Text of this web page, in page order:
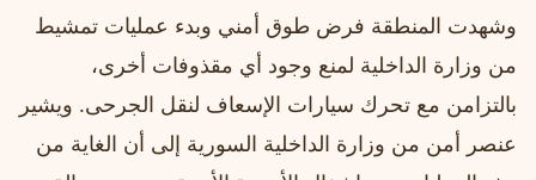
وشهدت المنطقة فرض طوق أمني وبدء عمليات تمشيط
من وزارة الداخلية لمنع وجود أي مقذوفات أخرى،
بالتزامن مع تحرك سيارات الإسعاف لنقل الجرحى. ويشير
عنصر أمن من وزارة الداخلية السورية إلى أن الغاية من